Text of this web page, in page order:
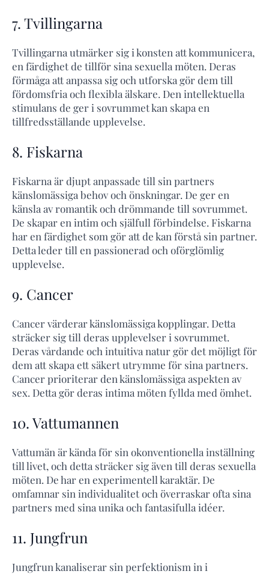
7. Tvillingarna
Tvillingarna utmärker sig i konsten att kommunicera,
en färdighet de tillför sina sexuella möten. Deras
förmåga att anpassa sig och utforska gör dem till
fördomsfria och flexibla älskare. Den intellektuella
stimulans de ger i sovrummet kan skapa en
tillfredsställande upplevelse.
8. Fiskarna
Fiskarna är djupt anpassade till sin partners
känslomässiga behov och önskningar. De ger en
känsla av romantik och drömmande till sovrummet.
De skapar en intim och själfull förbindelse. Fiskarna
har en färdighet som gör att de kan förstå sin partner.
Detta leder till en passionerad och oförglömlig
upplevelse.
9. Cancer
Cancer värderar känslomässiga kopplingar. Detta
sträcker sig till deras upplevelser i sovrummet.
Deras vårdande och intuitiva natur gör det möjligt för
dem att skapa ett säkert utrymme för sina partners.
Cancer prioriterar den känslomässiga aspekten av
sex. Detta gör deras intima möten fyllda med ömhet.
10. Vattumannen
Vattumän är kända för sin okonventionella inställning
till livet, och detta sträcker sig även till deras sexuella
möten. De har en experimentell karaktär. De
omfamnar sin individualitet och överraskar ofta sina
partners med sina unika och fantasifulla idéer.
11. Jungfrun
Jungfrun kanaliserar sin perfektionism in i